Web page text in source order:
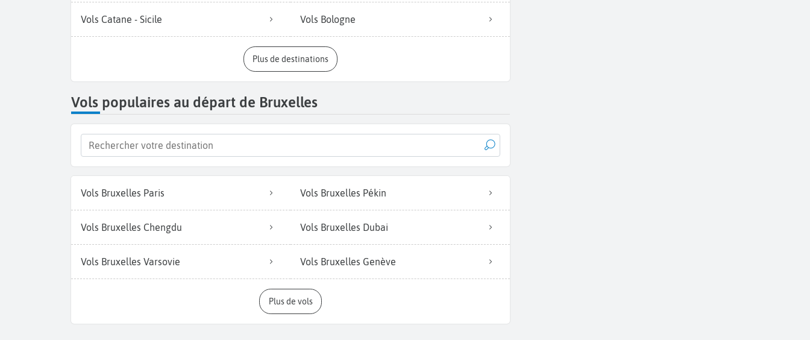
Vols Catane - Sicile Vols Bologne
Plus de destinations
Vols populaires au départ de Bruxelles
Vols Bruxelles Paris Vols Bruxelles Pékin
Vols Bruxelles Chengdu Vols Bruxelles Dubai
Vols Bruxelles Varsovie Vols Bruxelles Genève
Plus de vols